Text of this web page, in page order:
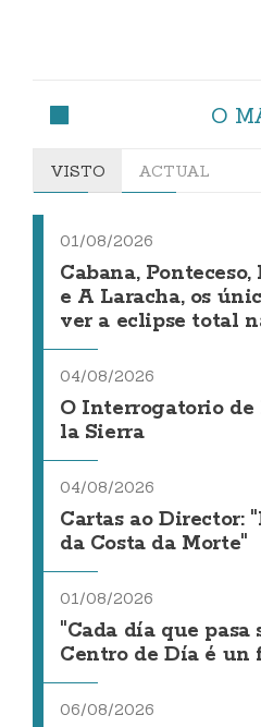
O
VISTO ACTUAL
01/08/2026
Cabana,
e A Laracha, os
ver a eclipse total
04/08/2026
O Interrogatorio de
la Sierra
04/08/2026
Cartas ao Director:
da Costa da Morte"
01/08/2026
"Cada día que pasa
Centro de Día é un
06/08/2026